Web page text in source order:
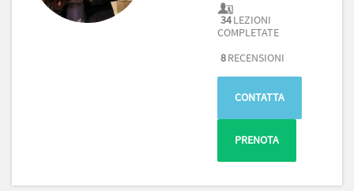
34LEZIONI
COMPLETATE
8RECENSIONI
CONTATTA
PRENOTA